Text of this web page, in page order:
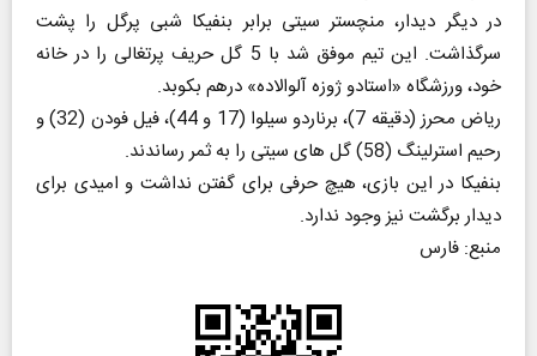
در دیگر دیدار، منچستر سیتی برابر بنفیکا شبی پرگل را پشت
سرگذاشت. این تیم موفق شد با 5 گل حریف پرتغالی را در خانه
خود، ورزشگاه «استادو ژوزه آلوالاده» درهم بکوبد.
ریاض محرز (دقیقه 7)، برناردو سیلوا (17 و 44)، فیل فودن (32) و
رحیم استرلینگ (58) گل های سیتی را به ثمر رساندند.
بنفیکا در این بازی، هیچ حرفی برای گفتن نداشت و امیدی برای
دیدار برگشت نیز وجود ندارد.
منبع: فارس